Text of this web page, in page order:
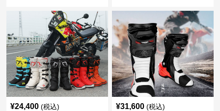
¥24,400 (税込) ¥31,600 (税込)